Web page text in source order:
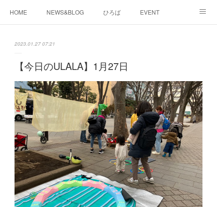
HOME NEWS&BLOG ひろば EVENT
2023.01.27 07:21
【今日のULALA】1月27日